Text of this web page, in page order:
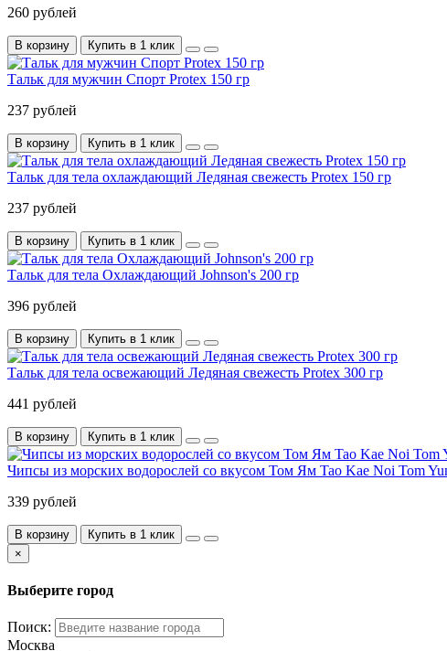
260 рублей
В корзину Купить в 1 клик
Тальк для мужчин Спорт Protex 150 гр
237 рублей
В корзину Купить в 1 клик
Тальк для тела охлаждающий Ледяная свежесть Protex 150 гр
237 рублей
В корзину Купить в 1 клик
Тальк для тела Охлаждающий Johnson's 200 гр
396 рублей
В корзину Купить в 1 клик
Тальк для тела освежающий Ледяная свежесть Protex 300 гр
441 рублей
В корзину Купить в 1 клик
Чипсы из морских водорослей со вкусом Том Ям Tao Kae Noi Tom
339 рублей
В корзину
Купить в 1 клик
×
Выберите город
Поиск:
Москва